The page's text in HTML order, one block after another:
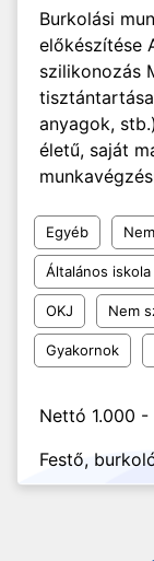
Burkolási
előkészítése
szilikonozás
anyagok,
életű, saját
Egyéb
Általános iskola
OKJ Nem
Gyakornok
Nettó 1.000
Festő,